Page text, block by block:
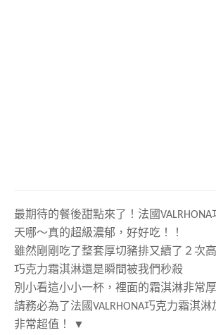
最期待的餐後甜點來了！ 法國
天哪～真的超級濃郁，好好吃！！
雖然剛剛吃了整套厚切豬排又續了２次
巧克力霜淇淋還是瞬間被我們秒殺
別小看這小小一杯，裡面的霜淇淋非常
請務必為了 法國VALRHONA巧克力霜淇
非常超值！ ▼